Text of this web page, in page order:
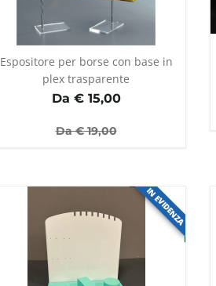
Espositore per borse con base in
plex trasparente
Da €15,00
Da €19,00
IN EVIDENZA